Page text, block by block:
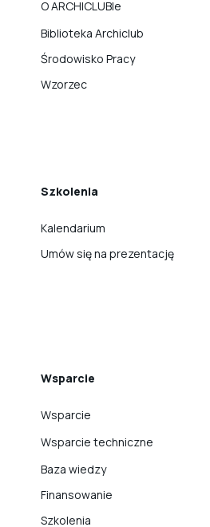
O ARCHICLUBIe
Biblioteka Archiclub
Środowisko Pracy
Wzorzec
Szkolenia
Kalendarium
Umów się na prezentację
Wsparcie
Wsparcie
Wsparcie techniczne
Baza wiedzy
Finansowanie
Szkolenia